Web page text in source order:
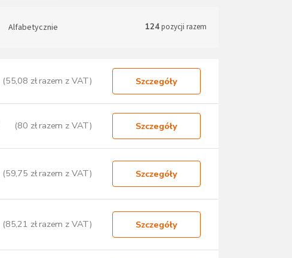
Alfabetycznie 124pozycji razem
(55,08 zł razem z VAT) Szczegóły
(80 zł razem z VAT) Szczegóły
(59,75 zł razem z VAT) Szczegóły
(85,21 zł razem z VAT) Szczegóły